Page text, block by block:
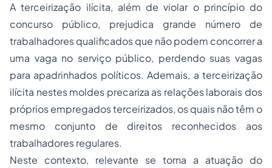
A terceirização ilícita, além de violar o princípio do
concurso público, prejudica grande número de
trabalhadores qualificados que não podem concorrer a
uma vaga no serviço público, perdendo suas vagas
para apadrinhados políticos. Ademais, a terceirização
ilícita nestes moldes precariza as relações laborais dos
próprios empregados terceirizados, os quais não têm o
mesmo conjunto de direitos reconhecidos aos
trabalhadores regulares.
Neste contexto, relevante se torna a atuação do